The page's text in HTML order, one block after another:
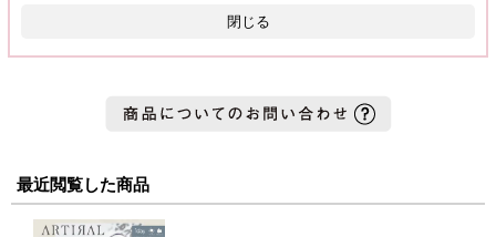
閉じる
最近閲覧した商品